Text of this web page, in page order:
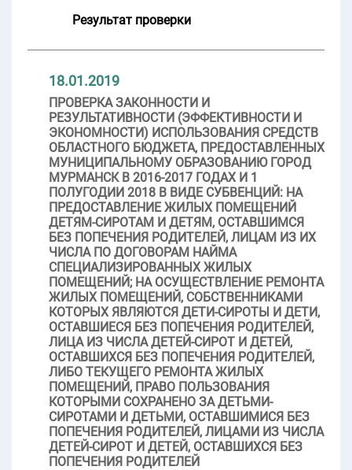
Результат проверки
18.01.2019
ПРОВЕРКА ЗАКОННОСТИ И
РЕЗУЛЬТАТИВНОСТИ (ЭФФЕКТИВНОСТИ И
ЭКОНОМНОСТИ) ИСПОЛЬЗОВАНИЯ СРЕДСТВ
ОБЛАСТНОГО БЮДЖЕТА, ПРЕДОСТАВЛЕННЫХ
МУНИЦИПАЛЬНОМУ ОБРАЗОВАНИЮ ГОРОД
МУРМАНСК В 2016-2017 ГОДАХ И 1
ПОЛУГОДИИ 2018 В ВИДЕ СУБВЕНЦИЙ: НА
ПРЕДОСТАВЛЕНИЕ ЖИЛЫХ ПОМЕЩЕНИЙ
ДЕТЯМ-СИРОТАМ И ДЕТЯМ, ОСТАВШИМСЯ
БЕЗ ПОПЕЧЕНИЯ РОДИТЕЛЕЙ, ЛИЦАМ ИЗ ИХ
ЧИСЛА ПО ДОГОВОРАМ НАЙМА
СПЕЦИАЛИЗИРОВАННЫХ ЖИЛЫХ
ПОМЕЩЕНИЙ; НА ОСУЩЕСТВЛЕНИЕ РЕМОНТА
ЖИЛЫХ ПОМЕЩЕНИЙ, СОБСТВЕННИКАМИ
КОТОРЫХ ЯВЛЯЮТСЯ ДЕТИ-СИРОТЫ И ДЕТИ,
ОСТАВШИЕСЯ БЕЗ ПОПЕЧЕНИЯ РОДИТЕЛЕЙ,
ЛИЦА ИЗ ЧИСЛА ДЕТЕЙ-СИРОТ И ДЕТЕЙ,
ОСТАВШИХСЯ БЕЗ ПОПЕЧЕНИЯ РОДИТЕЛЕЙ,
ЛИБО ТЕКУЩЕГО РЕМОНТА ЖИЛЫХ
ПОМЕЩЕНИЙ, ПРАВО ПОЛЬЗОВАНИЯ
КОТОРЫМИ СОХРАНЕНО ЗА ДЕТЬМИ-
СИРОТАМИ И ДЕТЬМИ, ОСТАВШИМИСЯ БЕЗ
ПОПЕЧЕНИЯ РОДИТЕЛЕЙ, ЛИЦАМИ ИЗ ЧИСЛА
ДЕТЕЙ-СИРОТ И ДЕТЕЙ, ОСТАВШИХСЯ БЕЗ
ПОПЕЧЕНИЯ РОДИТЕЛЕЙ